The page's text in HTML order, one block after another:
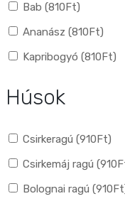
Bab (810Ft)
Ananász (810Ft)
Kapribogyó (810Ft)
Húsok
Csirkeragú (910Ft)
Csirkemáj ragú (910
Bolognai ragú (910Ft